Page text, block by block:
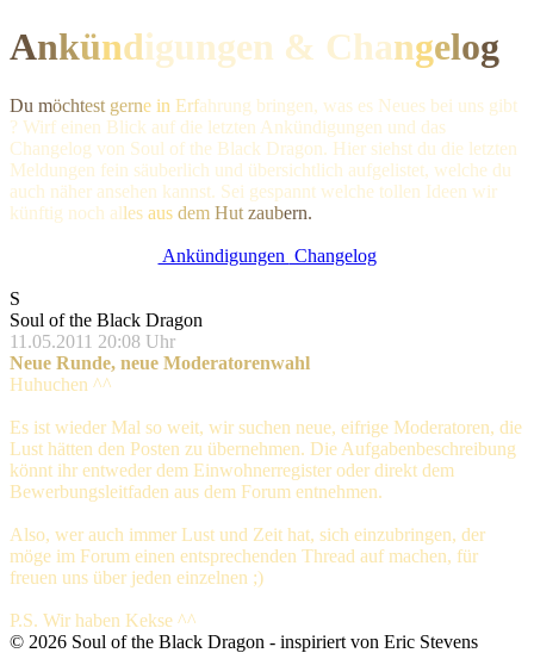
Ankündigungen & Changelog
Du möchtest gerne in Erfahrung bringen, was es Neues bei uns gibt
? Wirf einen Blick auf die letzten Ankündigungen und das
Changelog von Soul of the Black Dragon. Hier siehst du die letzten
Meldungen fein säuberlich und übersichtlich aufgelistet, welche du
auch näher ansehen kannst. Sei gespannt welche tollen Ideen wir
künftig noch alles aus dem Hut zaubern.
Ankündigungen Changelog
S
Soul of the Black Dragon
11.05.2011 20:08 Uhr
Neue Runde, neue Moderatorenwahl
Huhuchen ^^
Es ist wieder Mal so weit, wir suchen neue, eifrige Moderatoren, die
Lust hätten den Posten zu übernehmen. Die Aufgabenbeschreibung
könnt ihr entweder dem Einwohnerregister oder direkt dem
Bewerbungsleitfaden aus dem Forum entnehmen.
Also, wer auch immer Lust und Zeit hat, sich einzubringen, der
möge im Forum einen entsprechenden Thread auf machen, für
freuen uns über jeden einzelnen ;)
P.S. Wir haben Kekse ^^
© 2026 Soul of the Black Dragon - inspiriert von Eric Stevens